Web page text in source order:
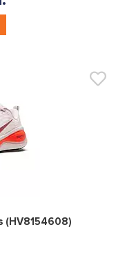
0
(HV8154608)